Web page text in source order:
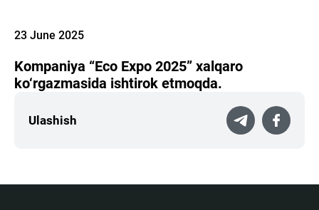
23 June 2025
Kompaniya “Eco Expo 2025” xalqaro
ko‘rgazmasida ishtirok etmoqda.
Ulashish